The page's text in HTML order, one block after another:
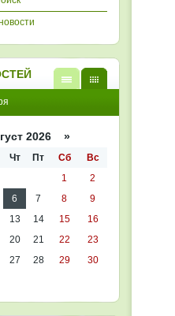
кален
списк
2026 »
Чт Пт Сб
Вс
1
2
6 7 8
9
13 14 15
16
20 21 22
23
27 28 29
30